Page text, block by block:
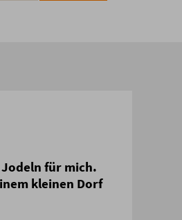
für mich.
kleinen Dorf